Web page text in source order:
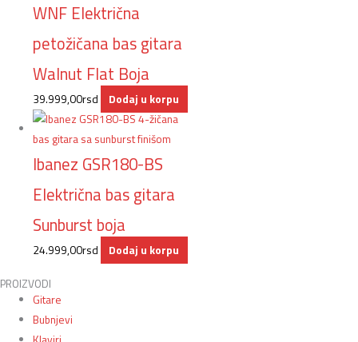
WNF Električna
petožičana bas gitara
Walnut Flat Boja
39.999,00rsd Dodaj u korpu
Ibanez GSR180-BS
Električna bas gitara
Sunburst boja
24.999,00rsd Dodaj u korpu
PROIZVODI
Gitare
Bubnjevi